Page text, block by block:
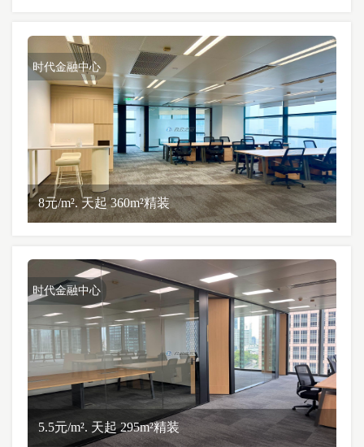
时代金融中心
8元/m². 天起 360m²精装
时代金融中心
5.5元/m². 天起 295m²精装